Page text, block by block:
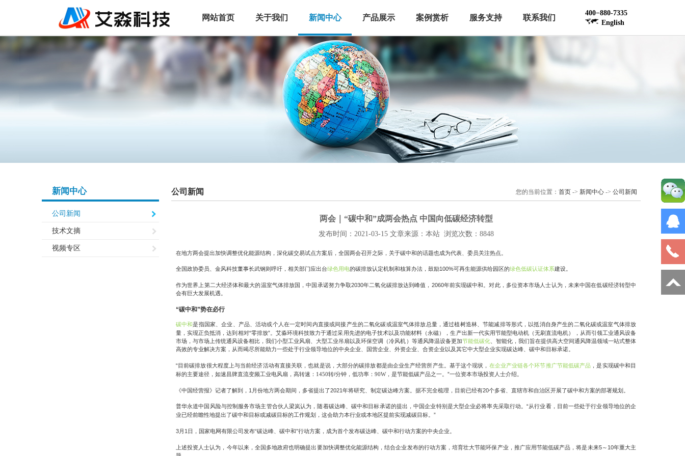
网站首页 关于我们 新闻中心 产品展示 案例赏析 服务支持 联系我们
400−880-7335
English
新闻中心
公司新闻
技术文摘
视频专区
公司新闻 您的当前位置： 首页 -> 新闻中心 -> 公司新闻
两会｜“碳中和”成两会热点 中国向低碳经济转型
发布时间：2021-03-15 文章来源：本站 浏览次数：8848
在地方两会提出加快调整优化能源结构，深化碳交易试点方案后，全国两会召开之际，关于碳中和的话题也成为代表、委员关注热点。
全国政协委员、金风科技董事长武钢则呼吁，相关部门应出台绿色用电的碳排放认定机制和核算办法，鼓励100%可再生能源供给园区的绿色低碳认证体系建设。
作为世界上第二大经济体和最大的温室气体排放国，中国承诺努力争取2030年二氧化碳排放达到峰值， 2060年前实现碳中和。对此，多位资本市场人士认为，未来中国在低碳经济转型中
会有巨大发展机遇。
“碳中和”势在必行
碳中和是指国家、企业、产品、活动或个人在一定时间内直接或间接产生的二氧化碳或温室气体排放总量，通过植树造林、节能减排等形式，以抵消自身产生的二氧化碳或温室气体排放
量，实现正负抵消，达到相对“零排放”。 艾淼环境科技致力于通过采用先进的电子技术以及功能材料（永磁），生产出新一代实用节能型电动机（无刷直流电机），从而引领工业通风设备
市场，与市场上传统通风设备相比，我们小型工业风扇、大型工业吊扇以及环保空调（冷风机）等通风降温设备更加节能低碳化、智能化，我们旨在提供高大空间通风降温领域一站式整体
高效的专业解决方案 ， 从而竭尽所能助力一些处于行业领导地位的中央企业、 国营企业、外资企业、合资企业以及其它中大型企业实现碳达峰、碳中和目标承诺。
“目前碳排放很大程度上与当前经济活动有直接关联，也就是说，大部分的碳排放都是由企业生产经营所产生。基于这个现状， 在企业产业链各个环节推广节能低碳产品 ，是实现碳中和目
标的主要途径 ， 如速昌牌直流变频工业电风扇，高转速： 1450转/分钟 ， 低功率： 90W，是节能低碳产品之一 ”一位资本市场投资人士介绍。
《中国经营报》记者了解到， 1 月份地方两会期间，多省提出了2021年将研究、制定碳达峰方案。据不完全梳理，目前已经有20个多省、直辖市和自治区开展了碳中和方案的部署规划。
普华永道中国风险与控制服务市场主管合伙人梁岚认为，随着碳达峰、碳中和目标承诺的提出，中国企业特别是大型企业必将率先采取行动。“从行业看，目前一些处于行业领导地位的企
业已经前瞻性地提出了碳中和目标或减碳目标的工作规划，这会助力本行业或本地区提前实现减碳目标。 ”
3月 1 日，国家电网有限公司发布“碳达峰、碳中和”行动方案，成为首个发布碳达峰、碳中和行动方案的中央企业。
上述投资人士认为，今年以来，全国多地政府也明确提出要加快调整优化能源结构，结合企业发布的行动方案，培育壮大节能环保产业，推广应用节能低碳产品，将是未来5～ 10年重大主